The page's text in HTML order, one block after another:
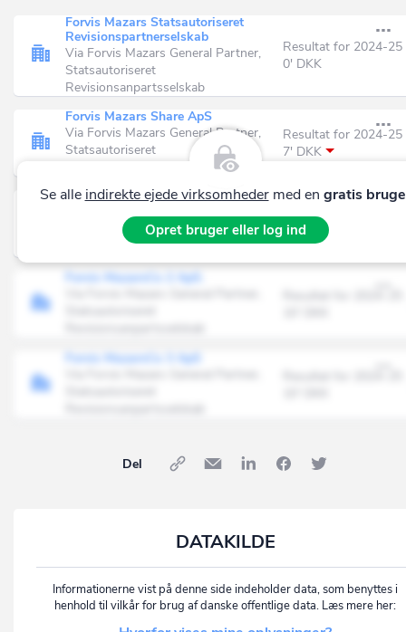
Forvis Mazars Statsautoriseret
Revisionspartnerselskab
Via Forvis Mazars General Partner,
Statsautoriseret
Revisionsanpartsselskab
Resultat for 2024-25
0' DKK
Forvis Mazars Share ApS
Via Forvis Mazars General Partner,
Statsautoriseret
Resultat for 2024-25
7' DKK
Forvis MazarsCo 1 ApS
Via Forvis Mazars General Partner,
Statsautoriseret
Revisionsanpartsselskab
Resultat for 2024-25
9' DKK
Forvis MazarsCo 2 ApS.
Forvis MazarsCo 3 ApS
Se alle indirekte ejede virksomhedermed en gratis
Opret bruger eller log ind
Del
DATAKILDE
Informationerne vist på denne side indeholder data, som benyttes i
henhold til vilkår for brug af danske offentlige data. Læs mere her: